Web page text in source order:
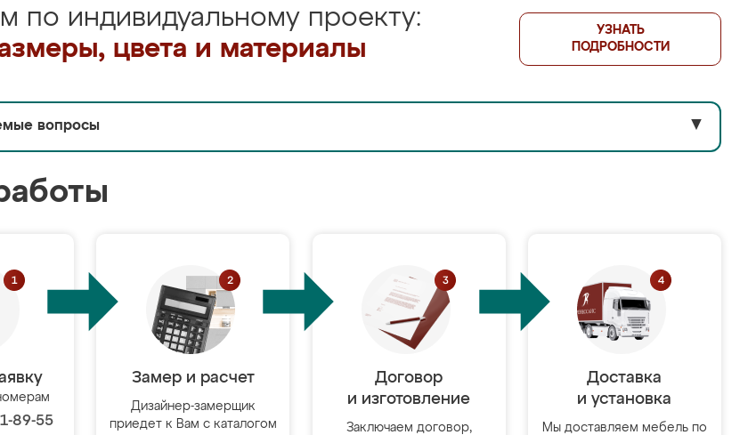
по индивидуальному проекту:
цвета и материалы
УЗНАТЬ
ПОДРОБНОСТИ
вопросы ▼
89-55
Замер и расчет
Дизайнер-замерщик
приедет к Вам с каталогом
Договор
и изготовление
Заключаем договор,
Доставка
и установка
Мы доставляем мебель по